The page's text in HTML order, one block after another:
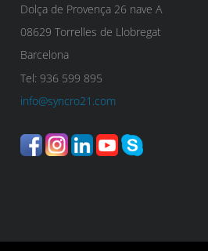
Dolça de Provença 26 nave A
08629 Torrelles de Llobregat
Barcelona
Tel: 936 599 895
info@syncro21.com